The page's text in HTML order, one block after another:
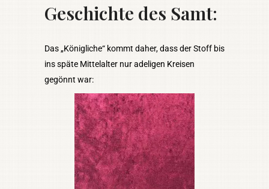
Geschichte des Samt:
Das „Königliche“ kommt daher, dass der Stoff bis
ins späte Mittelalter nur adeligen Kreisen
gegönnt war: